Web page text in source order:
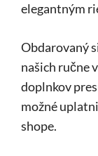
elegantným
Obdarovaný
našich ručne
doplnkov
možné
shope.